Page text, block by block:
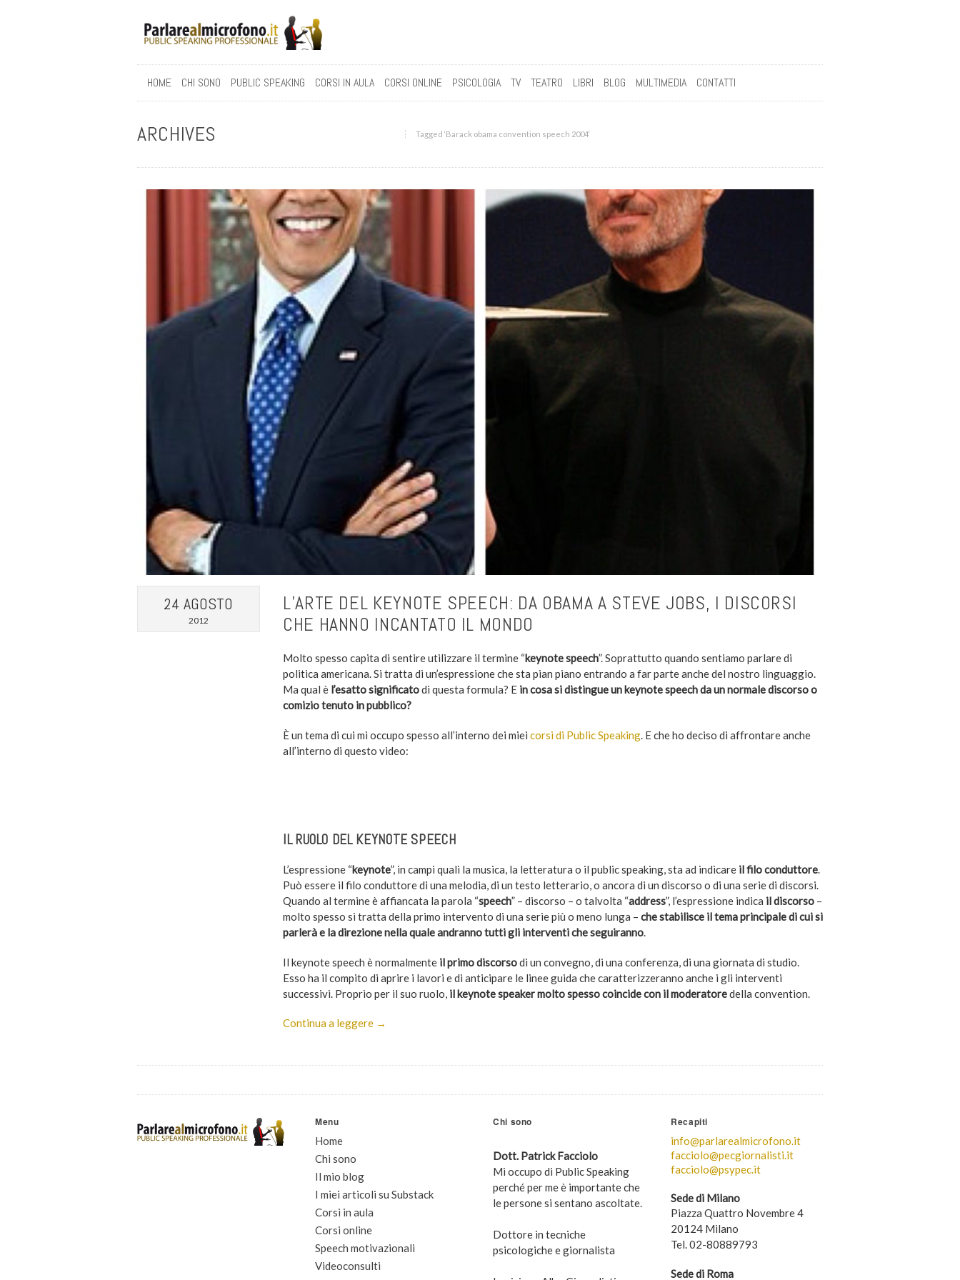
HOME CHI SONO PUBLIC SPEAKING CORSI IN AULA CORSI ONLINE PSICOLOGIA TV TEATRO LIBRI BLOG MULTIMEDIA CONTATTI
ARCHIVES Tagged ‘Barack obama convention speech 2004‘
24 AGOSTO
2012
L’ARTE DEL KEYNOTE SPEECH: DA OBAMA A STEVE JOBS, I DISCORSI
CHE HANNO INCANTATO IL MONDO
Molto spesso capita di sentire utilizzare il termine “keynote speech”. Soprattutto quando sentiamo parlare di
politica americana. Si tratta di un’espressione che sta pian piano entrando a far parte anche del nostro linguaggio.
Ma qual èl’esatto significatodi questa formula? E in cosa si distingue un keynote speech da un normale discorso o
comizio tenuto in pubblico?
È un tema di cui mi occupo spesso all’interno dei miei corsi di Public Speaking. E che ho deciso di affrontare anche
all’interno di questo video:
IL RUOLO DEL KEYNOTE SPEECH
L’espressione “keynote”, in campi quali la musica, la letteratura o il public speaking, sta ad indicare il filo conduttore.
Può essere il filo conduttore di una melodia, di un testo letterario, o ancora di un discorso o di una serie di discorsi.
Quando al termine è affiancata la parola “speech” – discorso – o talvolta “address”, l’espressione indica il discorso–
molto spesso si tratta della primo intervento di una serie più o meno lunga – che stabilisce il tema principale di cui si
parlerà e la direzione nella quale andranno tutti gli interventi che seguiranno.
Il keynote speech è normalmente il primo discorsodi un convegno, di una conferenza, di una giornata di studio.
Esso ha il compito di aprire i lavori e di anticipare le linee guida che caratterizzeranno anche i gli interventi
successivi. Proprio per il suo ruolo, il keynote speaker molto spesso coincide con il moderatoredella convention.
Continua a leggere →
Menu
Home
Chi sono
Il mio blog
I miei articoli su Substack
Corsi in aula
Corsi online
Speech motivazionali
Videoconsulti
Chi sono
Dott. Patrick Facciolo
Mi occupo di Public Speaking
perché per me è importante che
le persone si sentano ascoltate.
Dottore in tecniche
psicologiche e giornalista
Recapiti
info@parlarealmicrofono.it
facciolo@pecgiornalisti.it
facciolo@psypec.it
Sede di Milano
Piazza Quattro Novembre 4
20124 Milano
Tel. 02-80889793
Sede di Roma